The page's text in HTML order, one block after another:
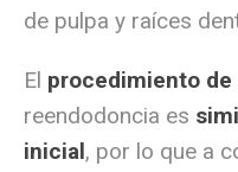
de pulpa y raíces
El procedimiento
reendodoncia es
inicial, por lo que a